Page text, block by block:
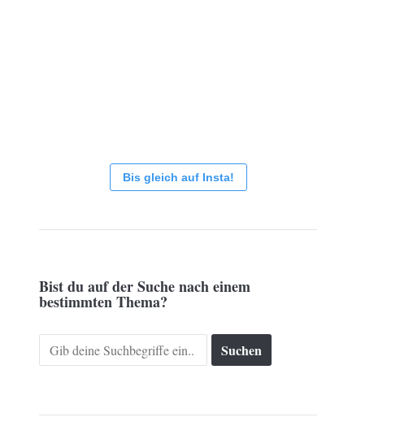
Bis gleich auf Insta!
Bist du auf der Suche nach einem
bestimmten Thema?
Search
for: